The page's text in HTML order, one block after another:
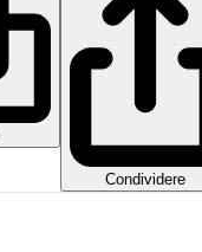
Condividere